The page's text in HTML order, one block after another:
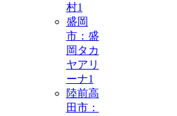
村1
盛岡
市：盛
岡タカ
ヤアリ
ーナ1
陸前高
田市：